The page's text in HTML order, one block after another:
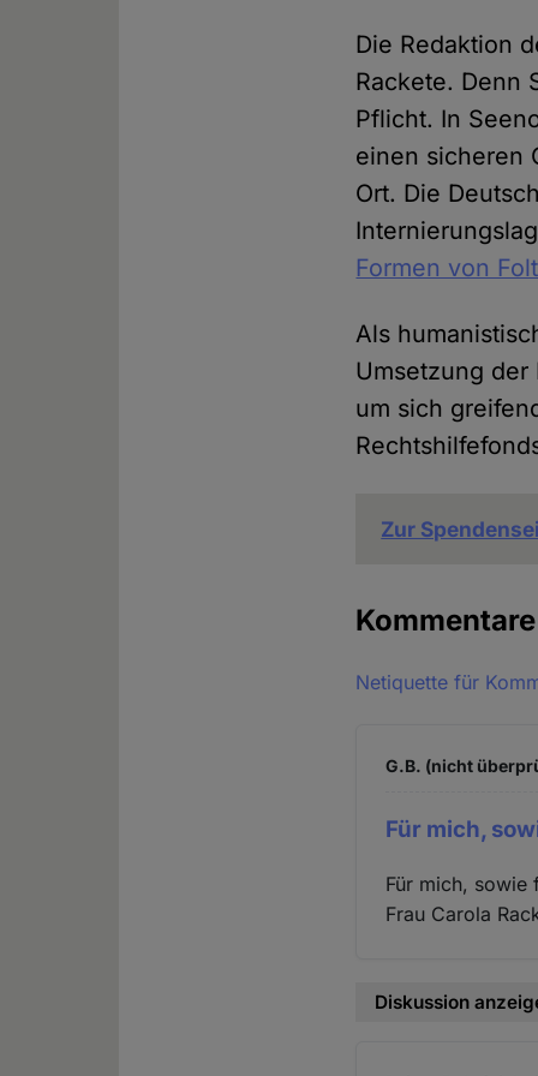
Die Redaktion
Rackete. Denn
Pflicht. In
einen sicheren
Ort. Die
Formen von
Als
Umsetzung
um sich
Zur
Kommentare
Netiquette für
G.B. (nicht
Für mich,
Für mich, sowie
Frau Carola
Diskussion